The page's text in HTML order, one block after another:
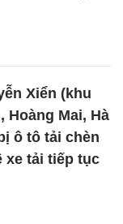
Xiển (khu
Hoàng Mai, Hà
ô tô tải chèn
xe tải tiếp tục